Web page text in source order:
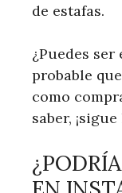
de estafas.
¿Puedes ser
probable
como
saber,